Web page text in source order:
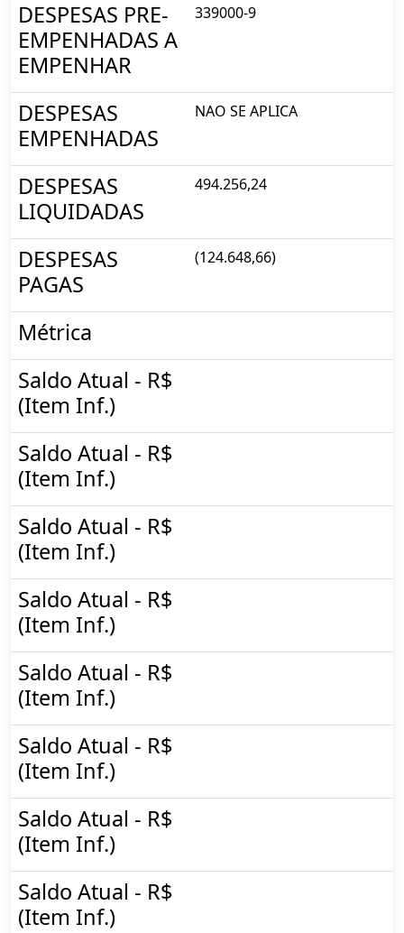
DESPESAS PRE-
EMPENHADAS A
EMPENHAR
339000-9
DESPESAS
EMPENHADAS
NAO SE APLICA
DESPESAS
LIQUIDADAS
494.256,24
DESPESAS
PAGAS
(124.648,66)
Métrica
Saldo Atual - R$
(Item Inf.)
Saldo Atual - R$
(Item Inf.)
Saldo Atual - R$
(Item Inf.)
Saldo Atual - R$
(Item Inf.)
Saldo Atual - R$
(Item Inf.)
Saldo Atual - R$
(Item Inf.)
Saldo Atual - R$
(Item Inf.)
Saldo Atual - R$
(Item Inf.)